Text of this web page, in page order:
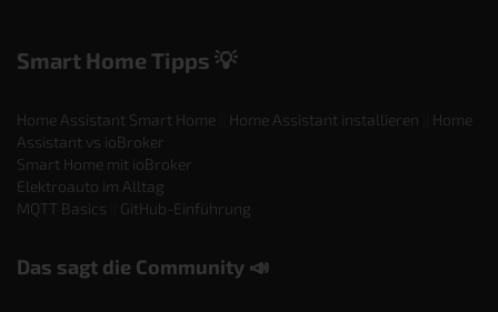
Smart Home Tipps 💡
Home Assistant Smart Home Home Assistant installieren
Home
Assistant vs ioBroker
Smart Home mit ioBroker
Elektroauto im Alltag
MQTT Basics
GitHub-Einführung
Das sagt die Community 📣